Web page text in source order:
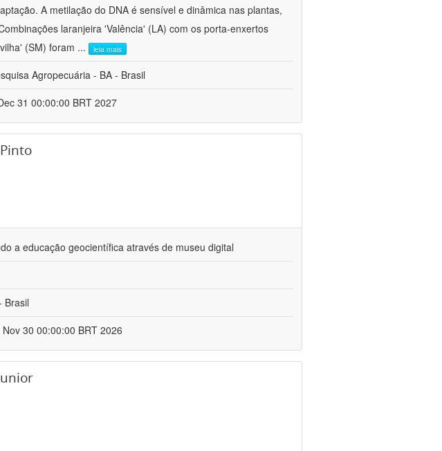
A metilação do DNA é sensível e dinâmica nas plantas,
laranjeira 'Valência' (LA) com os porta-enxertos
(SM) foram ... leia mais
Agropecuária - BA - Brasil
31 00:00:00 BRT 2027
a educação geocientífica através de museu digital
Brasil
30 00:00:00 BRT 2026